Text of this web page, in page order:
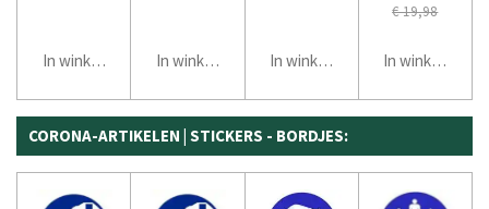
In winkelwagen In winkelwagen In winkelwagen
€ 19,98
In winkelwagen
CORONA-ARTIKELEN | STICKERS - BORDJES: